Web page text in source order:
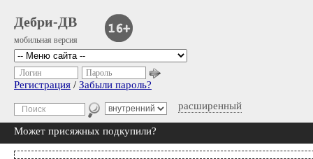
Дебри-ДВ
мобильная версия
расширенный
Логин Пароль
Регистрация / Забыли пароль?
Может присяжных подкупили?